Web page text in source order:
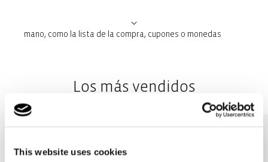
This website uses cookies
mano, como la lista de la compra, cupones o monedas
cuando no se usaLos más vendidos